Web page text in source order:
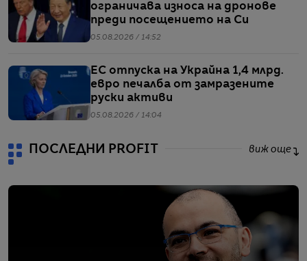
ограничава износа на дронове
преди посещението на Си
05.08.2026 / 14:52
ЕС отпуска на Украйна 1,4 млрд.
евро печалба от замразените
руски активи
05.08.2026 / 14:04
ПОСЛЕДНИ PROFIT виж още